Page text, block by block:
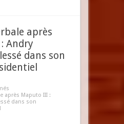
après
Andry
dans son
après Maputo III :
dans son